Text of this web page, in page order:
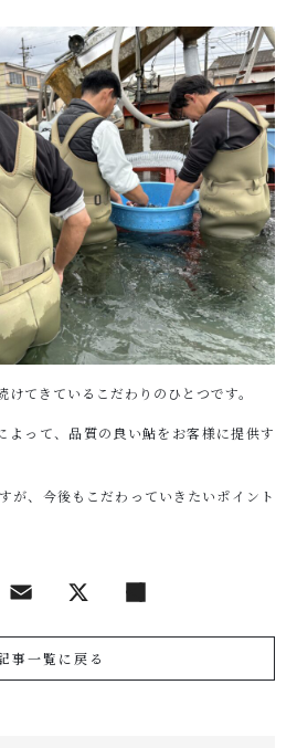
てきているこだわりのひとつです。
よって、品質の良い鮎をお客様に提供す
が、今後もこだわっていきたいポイント
事一覧に戻る